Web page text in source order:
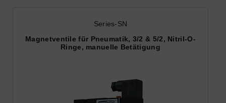
Series-SN
Magnetventile für Pneumatik, 3/2 & 5/2, Nitril-O-
Ringe, manuelle Betätigung